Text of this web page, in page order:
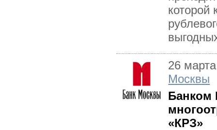
которой
26
Москвы
Банком
«КРЗ»